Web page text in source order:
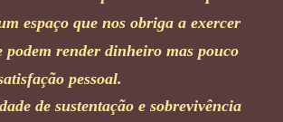
espaço que nos obriga a exercer
podem render dinheiro mas pouco
pessoal.
de sustentação e sobrevivência